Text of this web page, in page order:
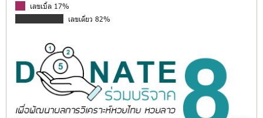
เลขเบิ้ล 17%
เลขเดี่ยว 82%